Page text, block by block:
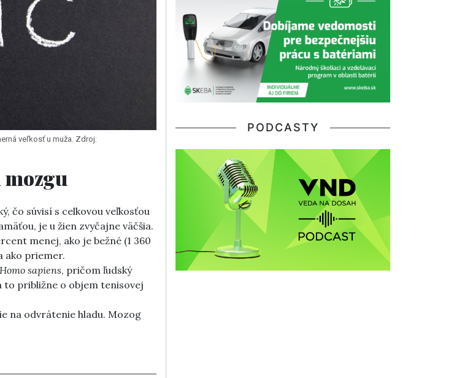
veľkosť u muža. Zdroj:
čo súvisí s celkovou veľkosťou
je u žien zvyčajne väčšia.
menej, ako je bežné (1 360
ako priemer.
Homo sapiens, pričom ľudský
to približne o objem tenisovej
na odvrátenie hladu. Mozog
PODCASTY